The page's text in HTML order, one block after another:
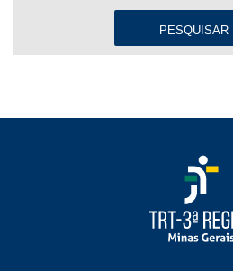
Nov
Nov
2021
PESQUISAR